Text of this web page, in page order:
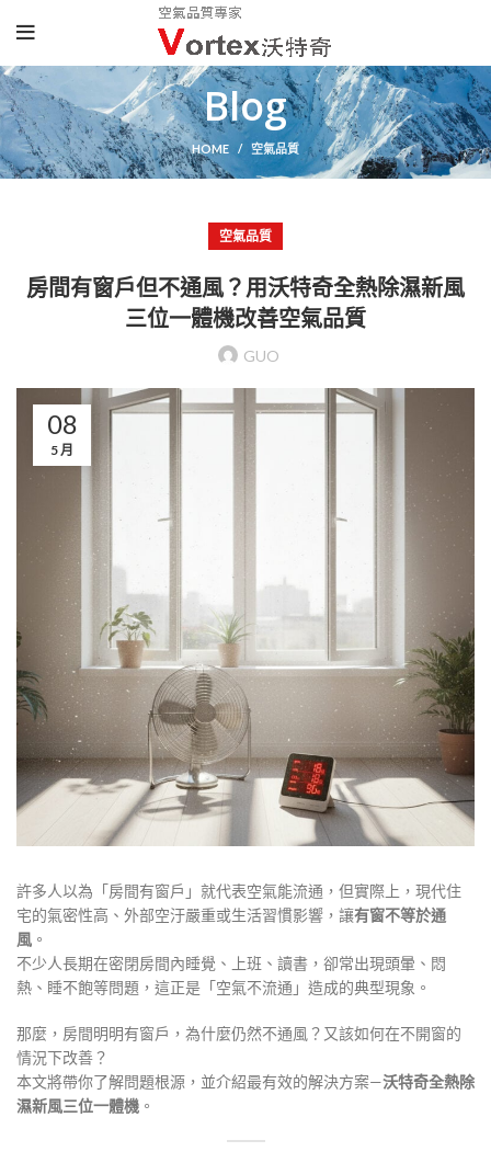
Blog
HOME 空氣品質
空氣品質
房間有窗戶但不通風？用沃特奇全熱除濕新風
三位一體機改善空氣品質
GUO
08
5 月
許多人以為「房間有窗戶」就代表空氣能流通，但實際上，現代住
宅的氣密性高、外部空汙嚴重或生活習慣影響，讓有窗不等於通
風 。
不少人長期在密閉房間內睡覺、上班、讀書，卻常出現頭暈、悶
熱、睡不飽等問題，這正是「空氣不流通」造成的典型現象。
那麼，房間明明有窗戶，為什麼仍然不通風？又該如何在不開窗的
情況下改善？
本文將帶你了解問題根源，並介紹最有效的解決方案—沃特奇全熱除
濕新風三位一體機 。